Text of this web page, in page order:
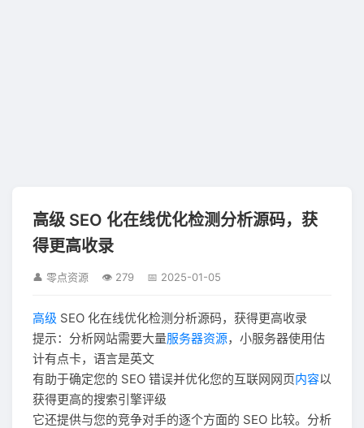
高级 SEO 化在线优化检测分析源码，获
得更高收录
👤 零点资源 👁 279 📅 2025-01-05
高级 SEO 化在线优化检测分析源码，获得更高收录
提示：分析网站需要大量服务器资源，小服务器使用估
计有点卡，语言是英文
有助于确定您的 SEO 错误并优化您的互联网网页内容以
获得更高的搜索引擎评级
它还提供与您的竞争对手的逐个方面的 SEO 比较。分析